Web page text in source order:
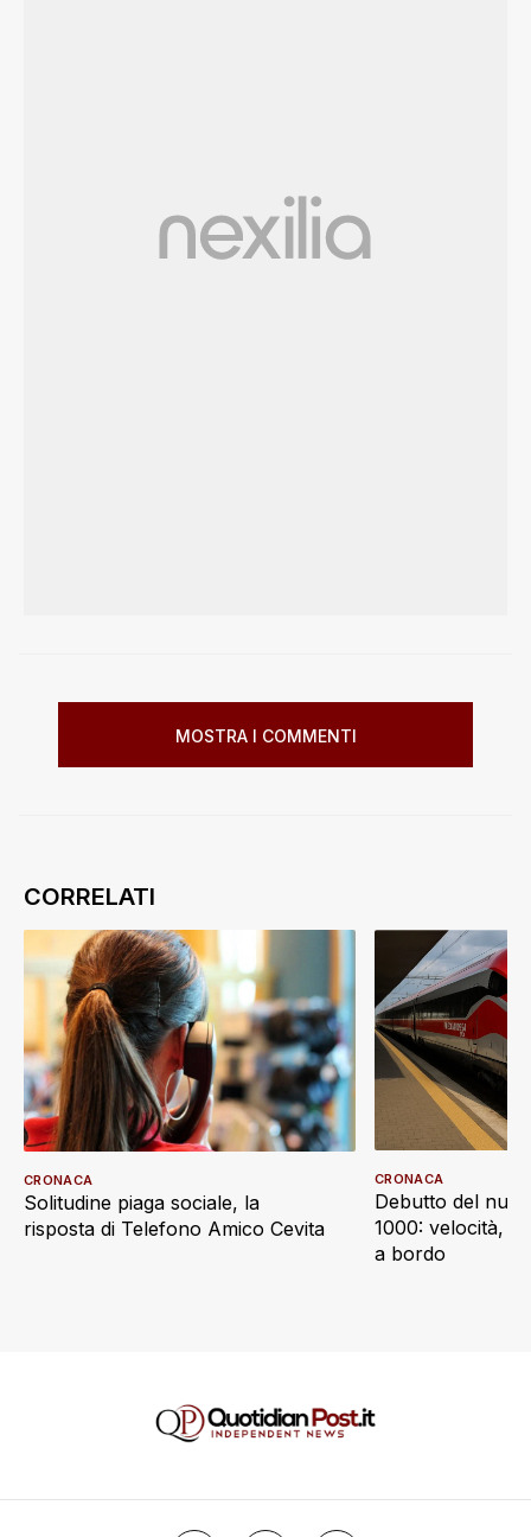
MOSTRA I COMMENTI
Solitudine piaga sociale, la
risposta di Telefono Amico Cevita
CRONACA
Debutto del
1000: velocità,
a bordo
CRONACA